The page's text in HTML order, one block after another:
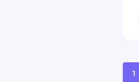
1